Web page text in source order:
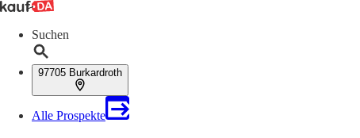
Suchen
97705 Burkardroth
Alle Prospekte